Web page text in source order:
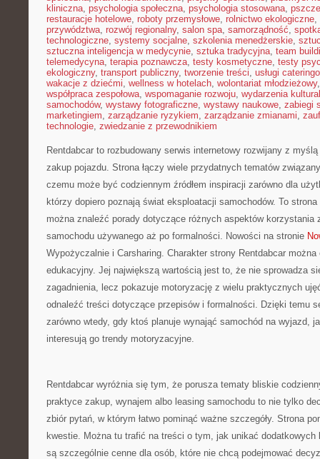
kliniczna, psychologia społeczna, psychologia stosowana,
restauracje hotelowe, roboty przemysłowe, rolnictwo ekologiczne,
przywództwa, rozwój regionalny, salon spa, samorządność,
technologiczne, systemy socjalne, szkolenia menedżerskie,
sztuczna inteligencja w medycynie, sztuka tradycyjna, team
telemedycyna, terapia poznawcza, testy kosmetyczne, testy
ekologiczny, transport publiczny, tworzenie treści, usługi
wakacje z dziećmi, wellness w hotelach, wolontariat młodzieżowy
współpraca zespołowa, wspomaganie rozwoju, wydarzenia
samochodów, wystawy fotograficzne, wystawy naukowe, zabiegi
marketingiem, zarządzanie ryzykiem, zarządzanie zmianami,
technologie, zwiedzanie z przewodnikiem
Rentdabcar to rozbudowany serwis internetowy rozwijany z
zakup pojazdu. Strona łączy wiele przydatnych tematów
czemu może być codziennym źródłem inspiracji zarówno dla
którzy dopiero poznają świat eksploatacji samochodów. To
można znaleźć porady dotyczące różnych aspektów korzystania
samochodu używanego aż po formalności. Nowości na stronie
Wypożyczalnie i Carsharing. Charakter strony Rentdabcar
edukacyjny. Jej największą wartością jest to, że nie sprowadza
zagadnienia, lecz pokazuje motoryzację z wielu praktycznych
odnaleźć treści dotyczące przepisów i formalności. Dzięki temu
zarówno wtedy, gdy ktoś planuje wynająć samochód na wyjazd,
interesują go trendy motoryzacyjne.
Rentdabcar wyróżnia się tym, że porusza tematy bliskie
praktyce zakup, wynajem albo leasing samochodu to nie tylko
zbiór pytań, w którym łatwo pominąć ważne szczegóły. Strona
kwestie. Można tu trafić na treści o tym, jak unikać dodatkowych
są szczególnie cenne dla osób, które nie chcą podejmować